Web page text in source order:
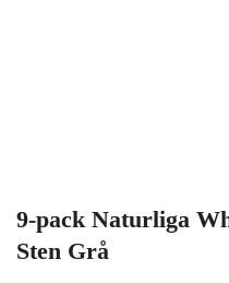
9-pack Naturliga
Sten Grå